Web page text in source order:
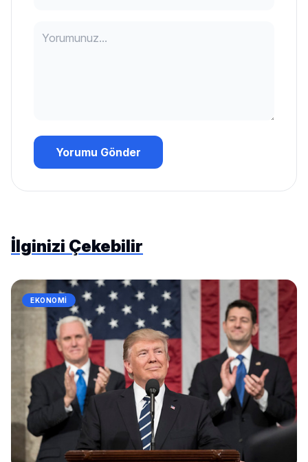
Yorumu Gönder
İlginizi Çekebilir
EKONOMI